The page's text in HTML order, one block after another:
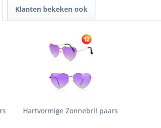
Klanten bekeken ook
Hartvormige Zonnebril paars